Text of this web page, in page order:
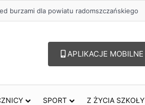
burzami dla powiatu radomszczańskiego
APLIKACJE MOBILNE
SPORT Z ŻYCIA SZKOŁY